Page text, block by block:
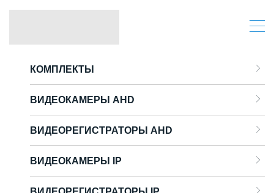
КОМПЛЕКТЫ
ВИДЕОКАМЕРЫ AHD
ВИДЕОРЕГИСТРАТОРЫ AHD
ВИДЕОКАМЕРЫ IP